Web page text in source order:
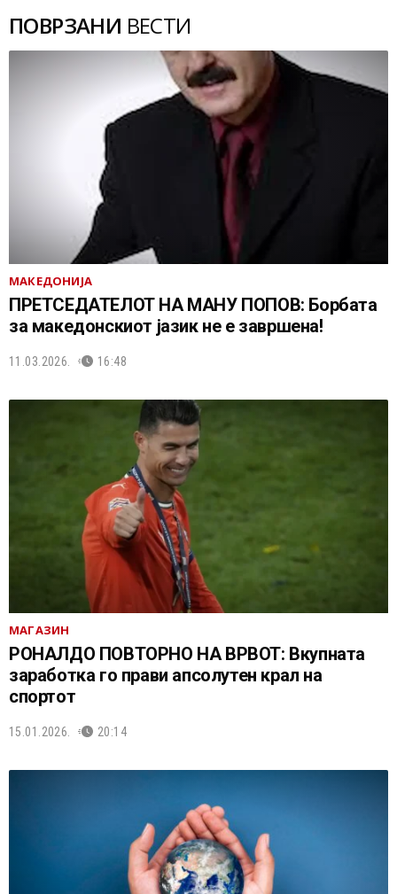
ПОВРЗАНИ ВЕСТИ
МАКЕДОНИЈА
ПРЕТСЕДАТЕЛОТ НА МАНУ ПОПОВ: Борбата
за македонскиот јазик не е завршена!
11.03.2026. 16:48
МАГАЗИН
РОНАЛДО ПОВТОРНО НА ВРВОТ: Вкупната
заработка го прави апсолутен крал на
спортот
15.01.2026. 20:14